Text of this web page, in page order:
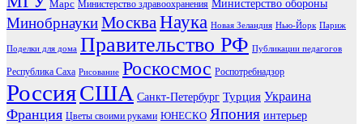
Марс Министерство здравоохранения Министерство обороны
МинобрнаукиМоскваНаука Новая Зеландия Нью-Йорк Париж
Поделки для дома Правительство РФ Публикации педагогов
Республика Саха Рисование Роскосмос Роспотребнадзор
РоссияСША Санкт-Петербург Турция Украина
Франция Цветы своими руками ЮНЕСКО Япония интерьер